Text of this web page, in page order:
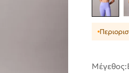
Μέγεθος: